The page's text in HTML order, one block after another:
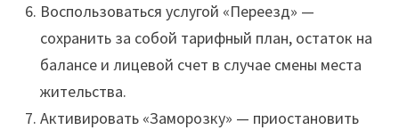
Воспользоваться услугой «Переезд» —
сохранить за собой тарифный план, остаток на
балансе и лицевой счет в случае смены места
жительства.
Активировать «Заморозку» — приостановить